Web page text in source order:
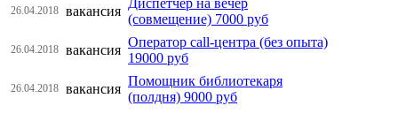
26.04.2018 вакансия
(совмещение) 7000 руб
26.04.2018 вакансия
Оператор call-центра (без опыта)
19000 руб
26.04.2018 вакансия
Помощник библиотекаря
(полдня) 9000 руб